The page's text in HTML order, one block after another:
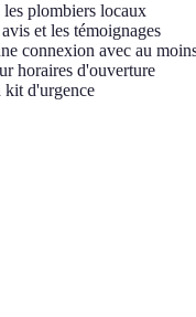
plombiers locaux
et les témoignages
connexion avec au
horaires d'ouverture
kit d'urgence